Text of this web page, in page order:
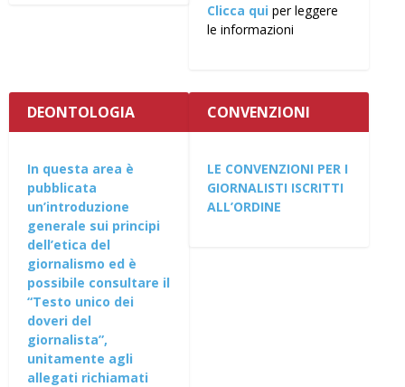
Clicca qui per leggere
le informazioni
DEONTOLOGIA
In questa area è
pubblicata
un’introduzione
generale sui principi
dell’etica del
giornalismo ed è
possibile consultare il
“Testo unico dei
doveri del
giornalista”,
unitamente agli
allegati richiamati
CONVENZIONI
LE CONVENZIONI PER I
GIORNALISTI ISCRITTI
ALL’ORDINE